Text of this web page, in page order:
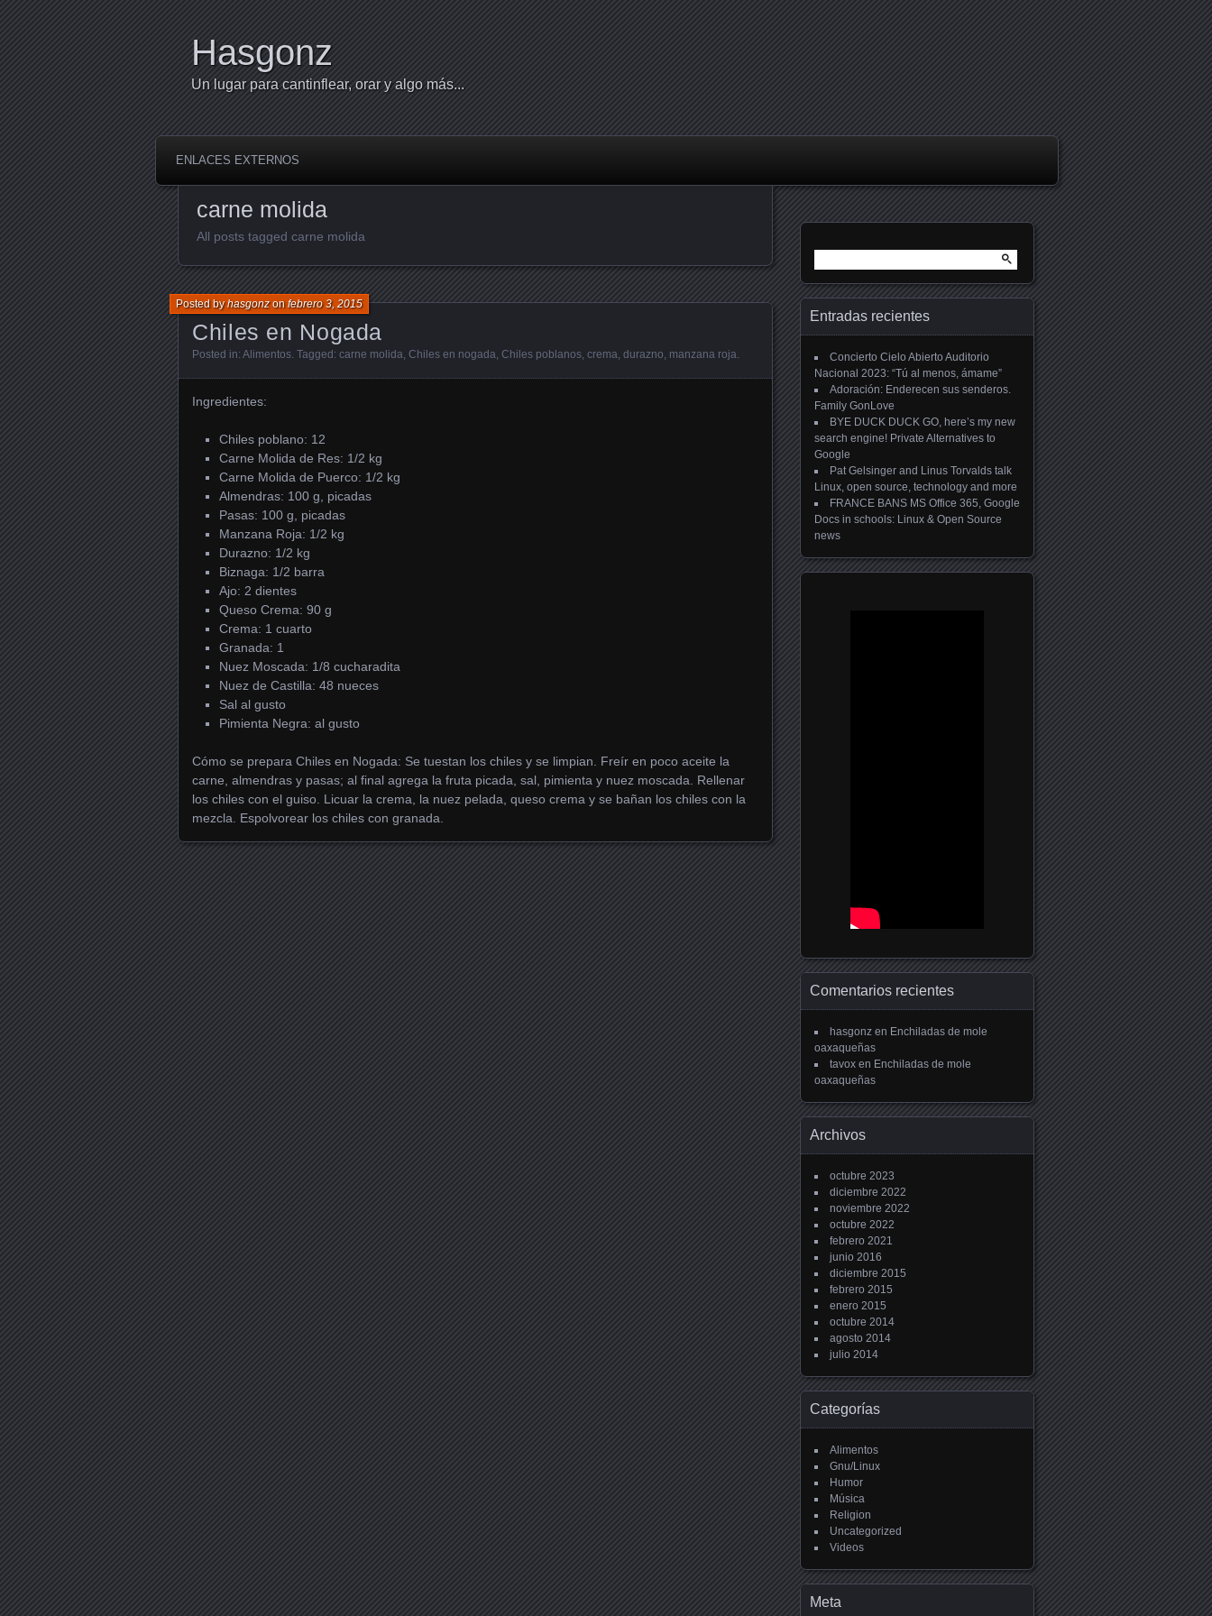
Hasgonz
Un lugar para cantinflear, orar y algo más...
ENLACES EXTERNOS
carne molida
All posts tagged carne molida
Chiles en Nogada
Posted byhasgonzonfebrero 3, 2015
Posted in: Alimentos . Tagged: carne molida Chiles en nogada Chiles poblanos crema durazno manzana roja
Ingredientes:
Chiles poblano: 12
Carne Molida de Res: 1/2 kg
Carne Molida de Puerco: 1/2 kg
Almendras: 100 g, picadas
Pasas: 100 g, picadas
Manzana Roja: 1/2 kg
Durazno: 1/2 kg
Biznaga: 1/2 barra
Ajo: 2 dientes
Queso Crema: 90 g
Crema: 1 cuarto
Granada: 1
Nuez Moscada: 1/8 cucharadita
Nuez de Castilla: 48 nueces
Sal al gusto
Pimienta Negra: al gusto
Cómo se prepara Chiles en Nogada: Se tuestan los chiles y se limpian. Freír en poco aceite la
carne, almendras y pasas; al final agrega la fruta picada, sal, pimienta y nuez moscada. Rellenar
los chiles con el guiso. Licuar la crema, la nuez pelada, queso crema y se bañan los chiles con la
mezcla. Espolvorear los chiles con granada.
Entradas recientes
Concierto Cielo Abierto Auditorio
Nacional 2023: “Tú al menos, ámame”
Adoración: Enderecen sus senderos.
Family GonLove
BYE DUCK DUCK GO, here’s my new
search engine! Private Alternatives to
Google
Pat Gelsinger and Linus Torvalds talk
Linux, open source, technology and more
FRANCE BANS MS Office 365, Google
Docs in schools: Linux & Open Source
news
Comentarios recientes
hasgonz en Enchiladas de mole
oaxaqueñas
tavox en Enchiladas de mole
oaxaqueñas
Archivos
octubre 2023
diciembre 2022
noviembre 2022
octubre 2022
febrero 2021
junio 2016
diciembre 2015
febrero 2015
enero 2015
octubre 2014
agosto 2014
julio 2014
Categorías
Alimentos
Gnu/Linux
Humor
Música
Religion
Uncategorized
Videos
Meta